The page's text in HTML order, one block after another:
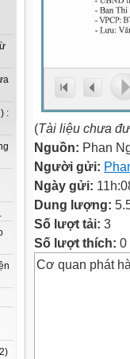
:
(Tài liệu chưa
Nguồn: Phan
Người gửi:
Ngày gửi:
Dung lượng:
Số lượt tải: 3
Số lượt thích: 0
Cơ quan phát